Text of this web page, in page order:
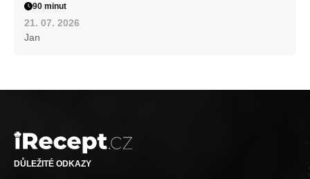
90 minut
21. 07. 2026
Jan
DŮLEŽITÉ ODKAZY